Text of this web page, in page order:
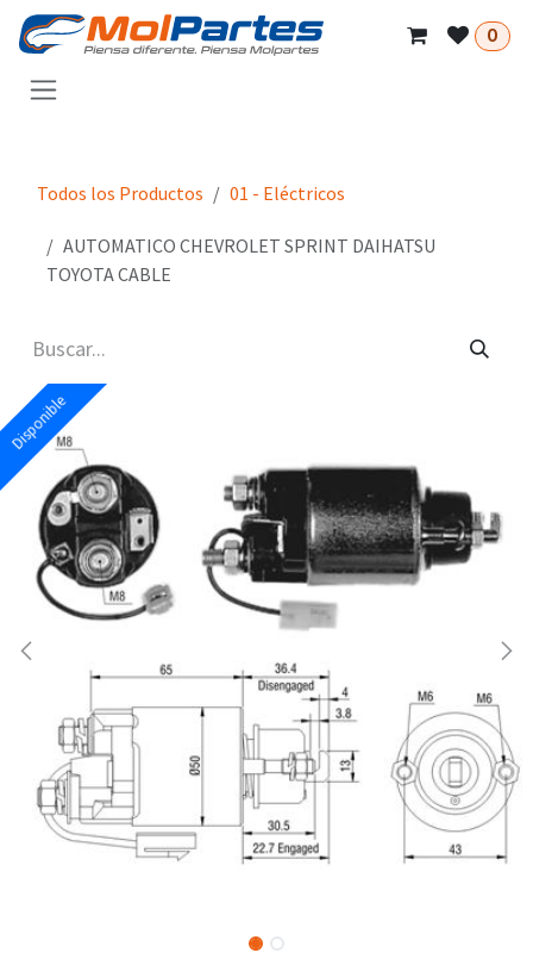
Ir al contenido
0
Todos los Productos 01 - Eléctricos
AUTOMATICO CHEVROLET SPRINT DAIHATSU
TOYOTA CABLE
Disponible
Disponible